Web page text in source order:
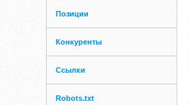
Позиции
Конкуренты
Ссылки
Robots.txt